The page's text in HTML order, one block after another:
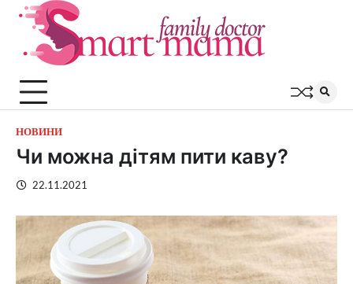
Перейти
НОВИНИ
Чи можна дітям пити каву?
22.11.2021